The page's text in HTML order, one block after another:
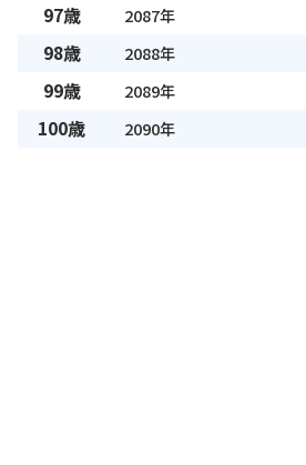
97歳 2087年
98歳 2088年
99歳 2089年
100歳 2090年